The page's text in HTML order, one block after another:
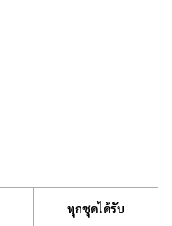
ทุกชุดได้รับ